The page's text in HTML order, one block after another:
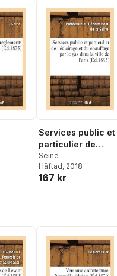
Services public et
particulier de
l'éclairage et du
chauffage par le
gaz dans la ville
Seine
Häftad, 2018
167 kr